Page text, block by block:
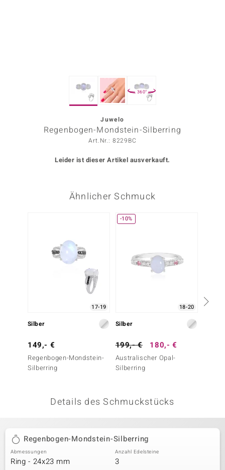
BY DE MELO
360°
Juwelo
Regenbogen-Mondstein-Silberring
Art.Nr.: 8229BC
Leider ist dieser Artikel ausverkauft.
Ähnlicher Schmuck
17-19
Silber
149,- €
Regenbogen-Mondstein-
Silberring
-10%
18-20
Silber
199,- € 180,- €
Australischer Opal-
Silberring
Details des Schmuckstücks
Regenbogen-Mondstein-Silberring
Abmessungen
Ring - 24x23 mm
Anzahl Edelsteine
3